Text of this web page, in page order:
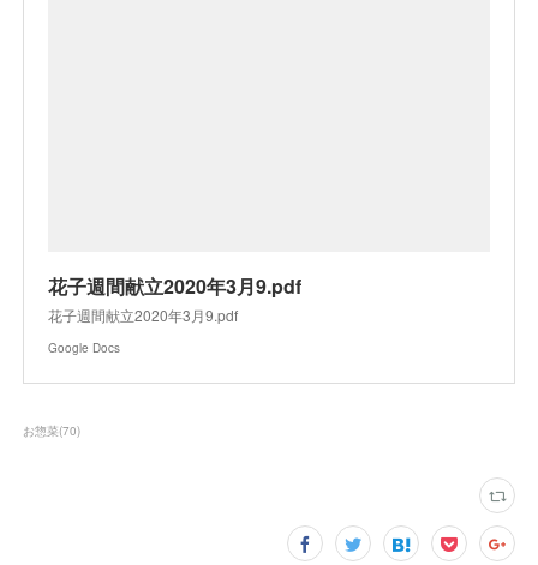
花子週間献立2020年3月9.pdf
花子週間献立2020年3月9.pdf
Google Docs
お惣菜(70)